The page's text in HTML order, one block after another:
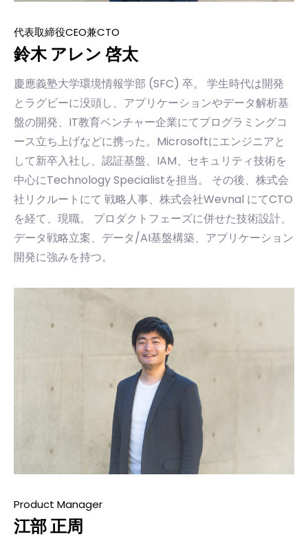
代表取締役CEO兼CTO
鈴木 アレン 啓太
慶應義塾大学環境情報学部 (SFC) 卒。 学生時代は開発
とラグビーに没頭し、アプリケーションやデータ解析基
盤の開発、IT教育ベンチャー企業にてプログラミングコ
ース立ち上げなどに携った。Microsoftにエンジニアと
して新卒入社し、認証基盤、IAM、セキュリティ技術を
中心にTechnology Specialistを担当。 その後、株式会
社リクルートにて 戦略人事、株式会社Wevnal にてCTO
を経て、現職。 プロダクトフェーズに併せた技術設計、
データ戦略立案、データ/AI基盤構築、アプリケーション
開発に強みを持つ。
Product Manager
江部 正周